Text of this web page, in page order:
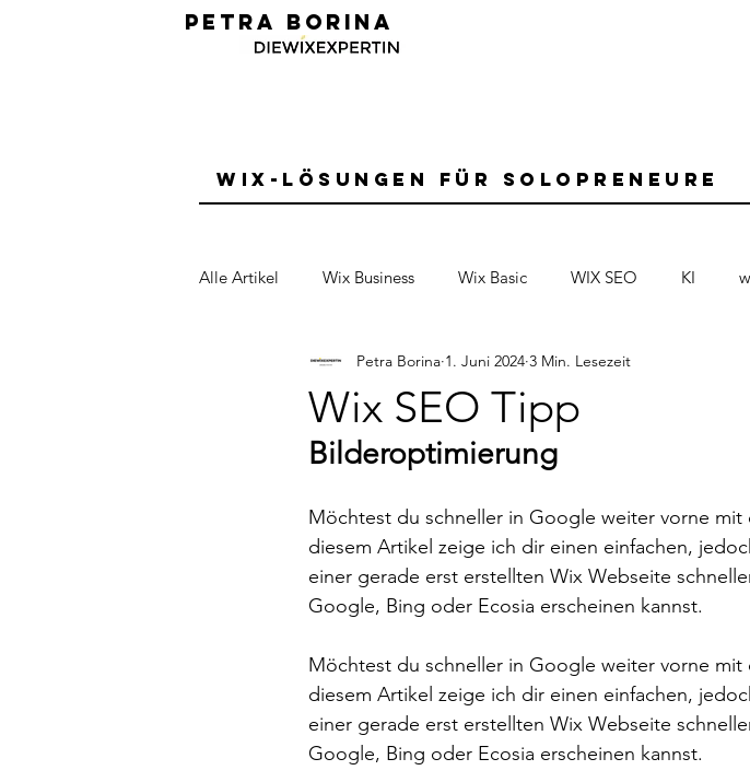
PETRA BORINA
Wix-Lösungen für Solopreneure
Alle Artikel Wix Business Wix Basic WIX SEO KI
Book Club für Solopreneuere
Wix SEO Tipp
Petra Borina 1. Juni 2024 3 Min. Lesezeit
Bilderoptimierung
Möchtest du schneller in Google weiter vorne
diesem Artikel zeige ich dir einen einfachen,
einer gerade erst erstellten Wix Webseite
Google, Bing oder Ecosia erscheinen kannst.
Möchtest du schneller in Google weiter vorne
diesem Artikel zeige ich dir einen einfachen,
einer gerade erst erstellten Wix Webseite
Google, Bing oder Ecosia erscheinen kannst.